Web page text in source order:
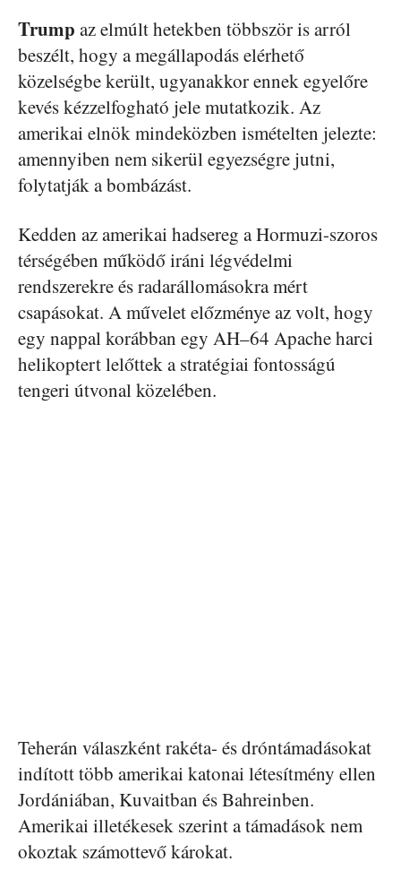
Trump az elmúlt hetekben többször is arról
beszélt, hogy a megállapodás elérhető
közelségbe került, ugyanakkor ennek egyelőre
kevés kézzelfogható jele mutatkozik. Az
amerikai elnök mindeközben ismételten jelezte:
amennyiben nem sikerül egyezségre jutni,
folytatják a bombázást.
Kedden az amerikai hadsereg a Hormuzi-szoros
térségében működő iráni légvédelmi
rendszerekre és radarállomásokra mért
csapásokat. A művelet előzménye az volt, hogy
egy nappal korábban egy AH–64 Apache harci
helikoptert lelőttek a stratégiai fontosságú
tengeri útvonal közelében.
Teherán válaszként rakéta- és dróntámadásokat
indított több amerikai katonai létesítmény ellen
Jordániában, Kuvaitban és Bahreinben.
Amerikai illetékesek szerint a támadások nem
okoztak számottevő károkat.